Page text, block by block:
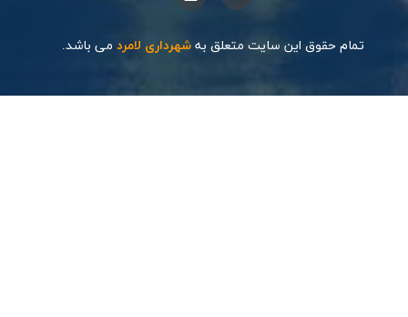
تمام حقوق این سایت متعلق به شهرداری لامرد می باشد.